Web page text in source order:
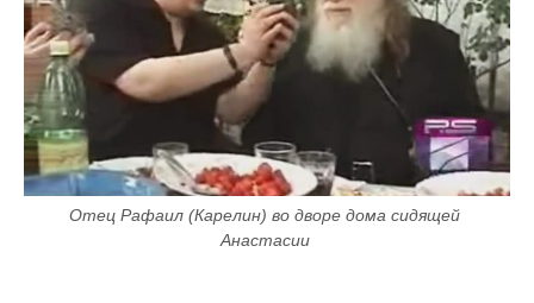
Отец Рафаил (Карелин) во дворе дома сидящей
Анастасии